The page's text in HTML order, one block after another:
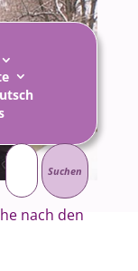
Suchen
nach:
nach den